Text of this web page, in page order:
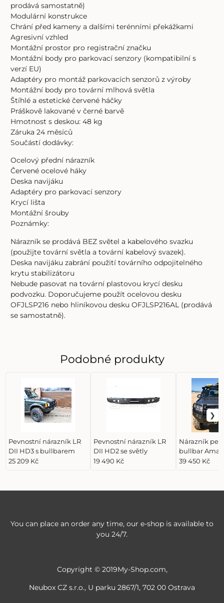
prodává samostatně)
Modulární konstrukce
Chrání před kameny a dalšími terénními překážkami
Agresivní vzhled
Montážní prostor pro registrační značku
Montážní body pro parkovací senzory (kompatibilní s
verzí EU)
Adaptéry pro montáž parkovacích senzorů z výroby
Montážní body pro tovární mlhová světla
Štíhlé a estetické červené háčky
Práškově lakované v černé barvě
Hmotnost s deskou: 48 kg
Záruka 24 měsíců
Součástí dodávky:
Ocelový přední nárazník
Červené ocelové háky
Deska navijáku
Adaptéry pro parkovací senzory
Krycí lišta
Montážní šrouby
Poznámky:
Nárazník se prodává BEZ světel a kabelového svazku
(použijte tovární světla a tovární kabelový svazek).
Deska navijáku zabrání použití továrního odpojitelného
krytu stabilizátoru
Nebude pasovat na tovární plastovou krycí desku
podvozku. Doporučujeme použít ocelovou desku
OFJLSP216 nebo hliníkovou desku OFJLSP216AL (prodává
se samostatně).
Podobné produkty
Pevnostní nárazník LR
DII HD3 s bullbarem
25 209 Kč
Pevnostní nárazník LR
DII HD2 se světly
19 490 Kč
Nárazník
bullbar
mlhov. sv.
39 450 Kč
You can place an order any time, our e-shop is available to
you 24/7.
Copyright © 2019My-Shop.com,
Neubox CZ s.r.o., U parku 2867/1, 702 00 Ostrava